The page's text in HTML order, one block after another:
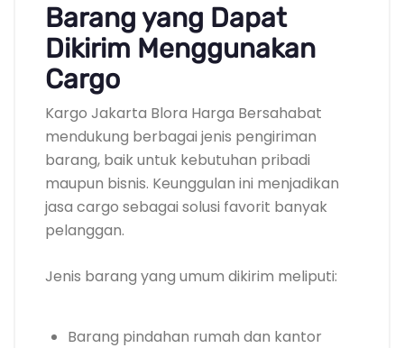
Barang yang Dapat
Dikirim Menggunakan
Cargo
Kargo Jakarta Blora Harga Bersahabat
mendukung berbagai jenis pengiriman
barang, baik untuk kebutuhan pribadi
maupun bisnis. Keunggulan ini menjadikan
jasa cargo sebagai solusi favorit banyak
pelanggan.
Jenis barang yang umum dikirim meliputi:
Barang pindahan rumah dan kantor